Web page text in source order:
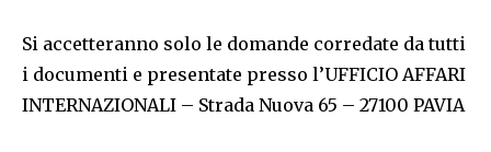
Si accetteranno solo le domande corredate da tutti
i documenti e presentate presso l’UFFICIO AFFARI
INTERNAZIONALI – Strada Nuova 65 – 27100 PAVIA